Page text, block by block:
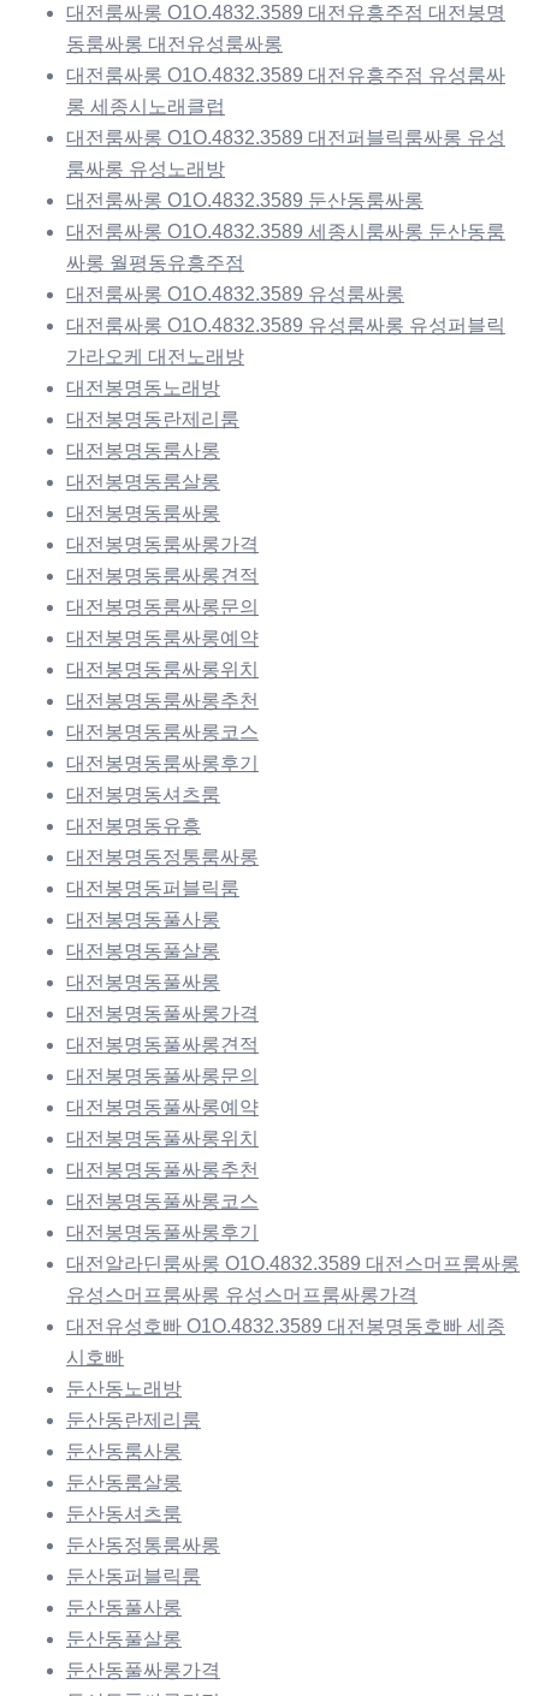
대전룸싸롱 O1O.4832.3589 대전유흥주점 대전봉명
동룸싸롱 대전유성룸싸롱
대전룸싸롱 O1O.4832.3589 대전유흥주점 유성룸싸
롱 세종시노래클럽
대전룸싸롱 O1O.4832.3589 대전퍼블릭룸싸롱 유성
룸싸롱 유성노래방
대전룸싸롱 O1O.4832.3589 둔산동룸싸롱
대전룸싸롱 O1O.4832.3589 세종시룸싸롱 둔산동룸
싸롱 월평동유흥주점
대전룸싸롱 O1O.4832.3589 유성룸싸롱
대전룸싸롱 O1O.4832.3589 유성룸싸롱 유성퍼블릭
가라오케 대전노래방
대전봉명동노래방
대전봉명동란제리룸
대전봉명동룸사롱
대전봉명동룸살롱
대전봉명동룸싸롱
대전봉명동룸싸롱가격
대전봉명동룸싸롱견적
대전봉명동룸싸롱문의
대전봉명동룸싸롱예약
대전봉명동룸싸롱위치
대전봉명동룸싸롱추천
대전봉명동룸싸롱코스
대전봉명동룸싸롱후기
대전봉명동셔츠룸
대전봉명동유흥
대전봉명동정통룸싸롱
대전봉명동퍼블릭룸
대전봉명동풀사롱
대전봉명동풀살롱
대전봉명동풀싸롱
대전봉명동풀싸롱가격
대전봉명동풀싸롱견적
대전봉명동풀싸롱문의
대전봉명동풀싸롱예약
대전봉명동풀싸롱위치
대전봉명동풀싸롱추천
대전봉명동풀싸롱코스
대전봉명동풀싸롱후기
대전알라딘룸싸롱 O1O.4832.3589 대전스머프룸싸롱
유성스머프룸싸롱 유성스머프룸싸롱가격
대전유성호빠 O1O.4832.3589 대전봉명동호빠 세종
시호빠
둔산동노래방
둔산동란제리룸
둔산동룸사롱
둔산동룸살롱
둔산동셔츠룸
둔산동정통룸싸롱
둔산동퍼블릭룸
둔산동풀사롱
둔산동풀살롱
둔산동풀싸롱가격